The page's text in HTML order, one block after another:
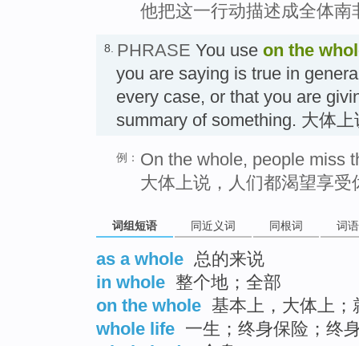
他把这一行动描述成全体南
8. PHRASE You use on the
you are saying is true in
every case, or that you are
summary of something. 大体上
例： On the whole, people miss
大体上说，人们都渴望享受
词组短语 同近义词 同根词 词
as a whole 总的来说
in whole 整个地；全部
on the whole 基本上，大体上；
whole life 一生；终身保险；终